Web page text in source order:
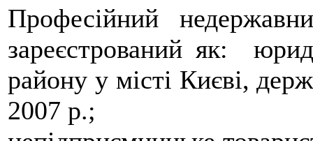
Професійний
зареєстрований як:
району у місті Києві,
2007 р.;